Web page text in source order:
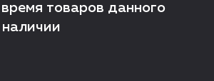
товаров данного